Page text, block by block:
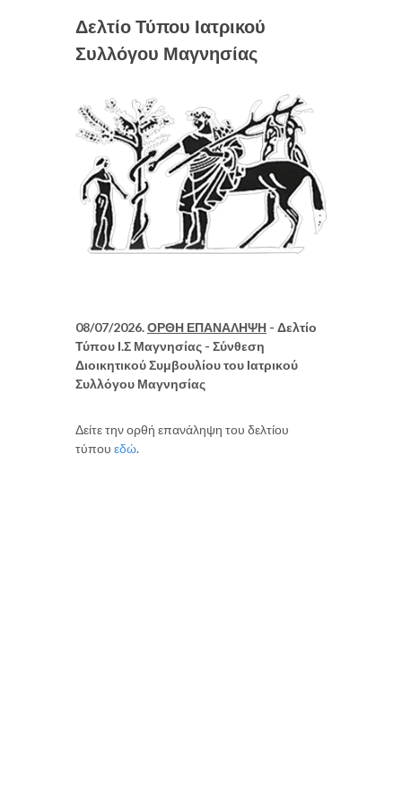
Δελτίο Τύπου Ιατρικού
Συλλόγου Μαγνησίας
08/07/2026.ΟΡΘΗ ΕΠΑΝΑΛΗΨΗ - Δελτίο
Τύπου Ι.Σ Μαγνησίας - ​Σύνθεση
Διοικητικού Συμβουλίου του Ιατρικού
Συλλόγου Μαγνησίας
Δείτε την ορθή επανάληψη του δελτίου
τύπου εδώ.